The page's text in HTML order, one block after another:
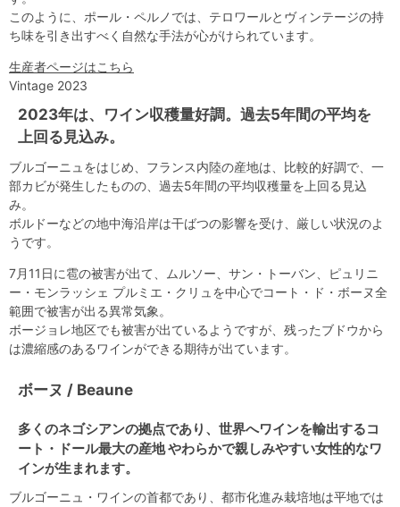
このように、ポール・ペルノでは、テロワールとヴィンテージの持
ち味を引き出すべく自然な手法が心がけられています。
生産者ページはこちら
Vintage 2023
2023年は、ワイン収穫量好調。過去5年間の平均を
上回る見込み。
ブルゴーニュをはじめ、フランス内陸の産地は、比較的好調で、一
部カビが発生したものの、過去5年間の平均収穫量を上回る見込
み。
ボルドーなどの地中海沿岸は干ばつの影響を受け、厳しい状況のよ
うです。
7月11日に雹の被害が出て、ムルソー、サン・トーバン、ピュリニ
ー・モンラッシェ プルミエ・クリュを中心でコート・ド・ボーヌ全
範囲で被害が出る異常気象。
ボージョレ地区でも被害が出ているようですが、残ったブドウから
は濃縮感のあるワインができる期待が出ています。
ボーヌ / Beaune
多くのネゴシアンの拠点であり、世界へワインを輸出するコ
ート・ドール最大の産地 やわらかで親しみやすい女性的なワ
インが生まれます。
ブルゴーニュ・ワインの首都であり、都市化進み栽培地は平地では